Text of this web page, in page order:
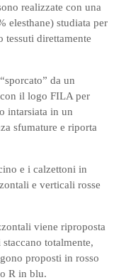
realizzate con una
elesthane) studiata per
tessuti direttamente
da un
il logo FILA per
intarsiata in un
sfumature e riporta
e i calzettoni in
e verticali rosse
viene riproposta
totalmente,
proposti in rosso
R in blu.